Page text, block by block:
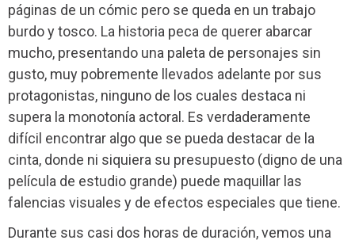
páginas de un cómic pero se queda en un trabajo
burdo y tosco. La historia peca de querer abarcar
mucho, presentando una paleta de personajes sin
gusto, muy pobremente llevados adelante por sus
protagonistas, ninguno de los cuales destaca ni
supera la monotonía actoral. Es verdaderamente
difícil encontrar algo que se pueda destacar de la
cinta, donde ni siquiera su presupuesto (digno de una
película de estudio grande) puede maquillar las
falencias visuales y de efectos especiales que tiene.
Durante sus casi dos horas de duración, vemos una